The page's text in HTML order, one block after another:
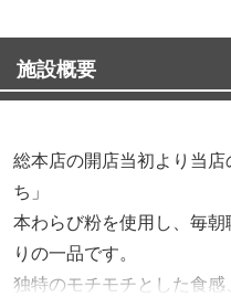
施設概要
総本店の開店当初より当
ち」
本わらび粉を使用し、毎
りの一品です。
独特のモチモチとした食